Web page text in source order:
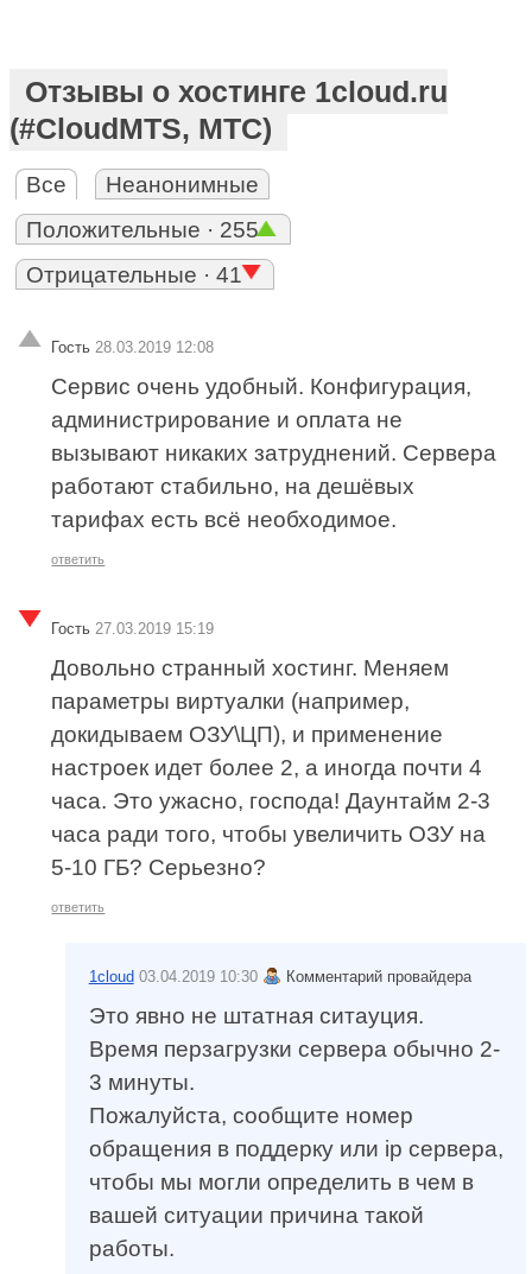
Отзывы о хостинге 1cloud.ru
(#CloudMTS, МТС)
Все
Неанонимные
Положительные · 255
Отрицательные · 41
Гость 28.03.2019 12:08
Сервис очень удобный. Конфигурация,
администрирование и оплата не
вызывают никаких затруднений. Сервера
работают стабильно, на дешёвых
тарифах есть всё необходимое.
ответить
Гость 27.03.2019 15:19
Довольно странный хостинг. Меняем
параметры виртуалки (например,
докидываем ОЗУ\ЦП), и применение
настроек идет более 2, а иногда почти 4
часа. Это ужасно, господа! Даунтайм 2-3
часа ради того, чтобы увеличить ОЗУ на
5-10 ГБ? Серьезно?
ответить
1cloud 03.04.2019 10:30 Комментарий провайдера
Это явно не штатная ситауция.
Время перзагрузки сервера обычно 2-
3 минуты.
Пожалуйста, сообщите номер
обращения в поддерку или ip сервера,
чтобы мы могли определить в чем в
вашей ситуации причина такой
работы.